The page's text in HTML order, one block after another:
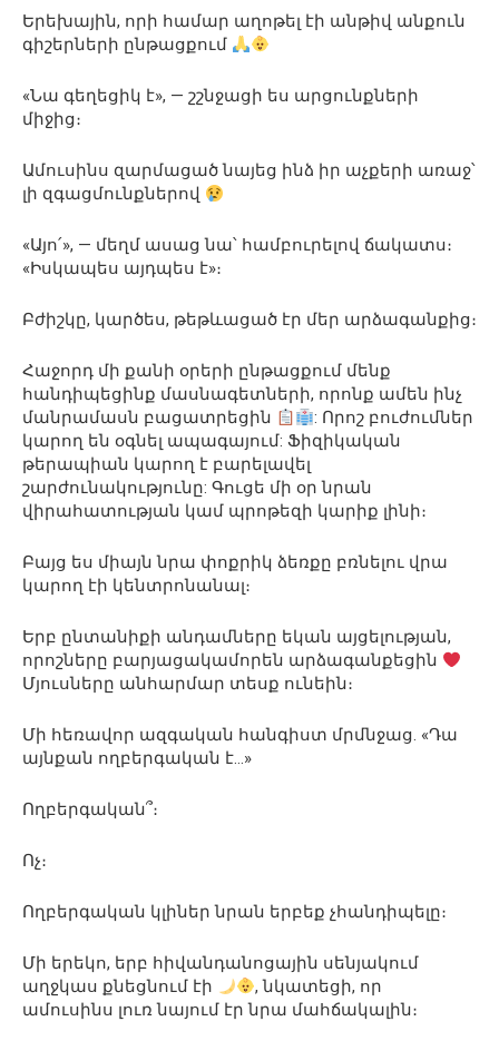
Երեխային, որի համար աղոթել էի անթիվ անքուն
գիշերների ընթացքում
«Նա գեղեցիկ է», — շշնջացի ես արցունքների
միջից։
Ամուսինս զարմացած նայեց ինձ իր աչքերի առաջ՝
լի զգացմունքներով
«Այո՛», — մեղմ ասաց նա՝ համբուրելով ճակատս։
«Իսկապես այդպես է»։
Բժիշկը, կարծես, թեթևացած էր մեր արձագանքից։
Հաջորդ մի քանի օրերի ընթացքում մենք
հանդիպեցինք մասնագետների, որոնք ամեն ինչ
մանրամասն բացատրեցին
: Որոշ բուժումներ
կարող են օգնել ապագայում: Ֆիզիկական
թերապիան կարող է բարելավել
շարժունակությունը: Գուցե մի օր նրան
վիրահատության կամ պրոթեզի կարիք լինի։
Բայց ես միայն նրա փոքրիկ ձեռքը բռնելու վրա
կարող էի կենտրոնանալ։
Երբ ընտանիքի անդամները եկան այցելության,
որոշները բարյացակամորեն արձագանքեցին
Մյուսները անհարմար տեսք ունեին։
Մի հեռավոր ազգական հանգիստ մրմնջաց. «Դա
այնքան ողբերգական է…»
Ողբերգական՞։
Ոչ։
Ողբերգական կլիներ նրան երբեք չհանդիպելը։
Մի երեկո, երբ հիվանդանոցային սենյակում
աղջկաս քնեցնում էի
, նկատեցի, որ
ամուսինս լուռ նայում էր նրա մահճակալին։